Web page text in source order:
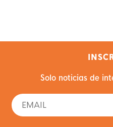
Solo noticias de